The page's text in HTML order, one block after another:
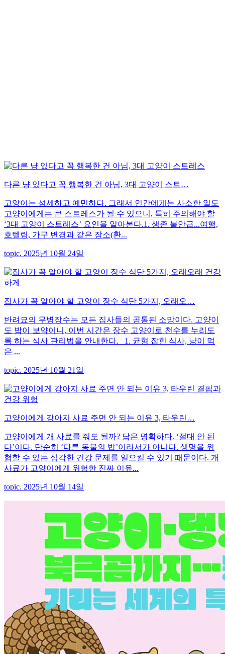
다른 냥 있다고 꼭 행복한 건 아님, 3대 고양이 스트…
고양이는 섬세하고 예민하다. 그래서 인간에게는 사소한 일도
고양이에게는 큰 스트레스가 될 수 있으니, 특히 주의해야 할
‘3대 고양이 스트레스’ 요인을 알아본다.1. 생존 불안급...여행,
호텔링, 가구 변경과 같은 장소(환...
topic. 2025년 10월 24일
집사가 꼭 알아야 할 고양이 장수 식단 5가지, 오래오…
반려묘의 무병장수는 모든 집사들의 공통된 소망이다. 고양이
도 밥이 보약이니, 이번 시간은 장수 고양이로 천수를 누리도
록 하는 식사 관리법을 안내한다. 1. 균형 잡힌 식사, 냥이 먹
은 ...
topic. 2025년 10월 21일
고양이에게 강아지 사료 주면 안 되는 이유 3, 타우린…
고양이에게 개 사료를 줘도 될까? 답은 명확하다. ‘절대 안 된
다’이다. 단순히 ‘다른 동물의 밥’이라서가 아니다. 생명을 위
협할 수 있는 심각한 건강 문제를 일으킬 수 있기 때문이다. 개
사료가 고양이에게 위험한 진짜 이유...
topic. 2025년 10월 14일